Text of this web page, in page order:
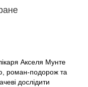
Акселя Мунте
роман-подорож та
дослідити